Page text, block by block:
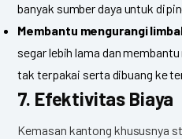
banyak sumber daya untuk
Membantu mengurangi
segar lebih lama dan
tak terpakai serta dibuang ke
7. Efektivitas Biaya
Kemasan kantong khususnya